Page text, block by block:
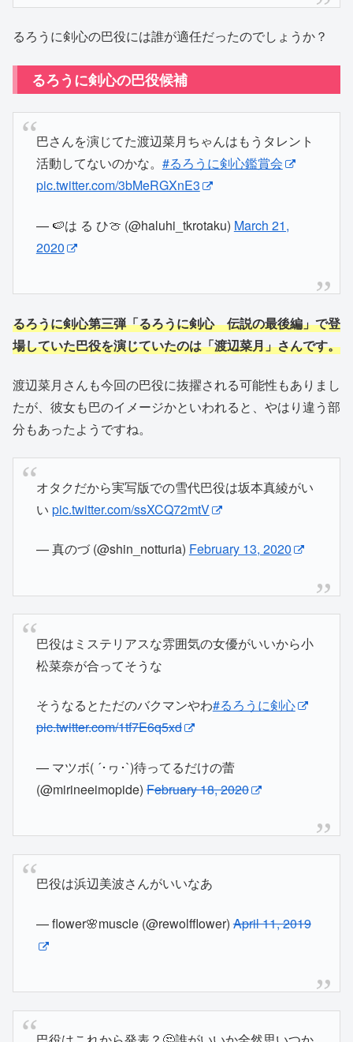
るろうに剣心の巴役には誰が適任だったのでしょうか？
るろうに剣心の巴役候補
巴さんを演じてた渡辺菜月ちゃんはもうタレント
活動してないのかな。 #るろうに剣心鑑賞会
pic.twitter.com/3bMeRGXnE3
— 🍉は る ひ🍈 (@haluhi_tkrotaku) March 21,
2020
るろうに剣心第三弾「るろうに剣心 伝説の最後編」で登
場していた巴役を演じていたのは「渡辺菜月」さんです。
渡辺菜月さんも今回の巴役に抜擢される可能性もありまし
たが、彼女も巴のイメージかといわれると、やはり違う部
分もあったようですね。
オタクだから実写版での雪代巴役は坂本真綾がい
い pic.twitter.com/ssXCQ72mtV
— 真のづ (@shin_notturia) February 13, 2020
巴役はミステリアスな雰囲気の女優がいいから小
松菜奈が合ってそうな
そうなるとただのバクマンやわ#るろうに剣心
pic.twitter.com/1tf7E6q5xd
— マツボ( ´･ヮ･`)待ってるだけの蕾
(@mirineeimopide)February 18, 2020
巴役は浜辺美波さんがいいなあ
— flower🌸muscle (@rewolfflower)April 11, 2019